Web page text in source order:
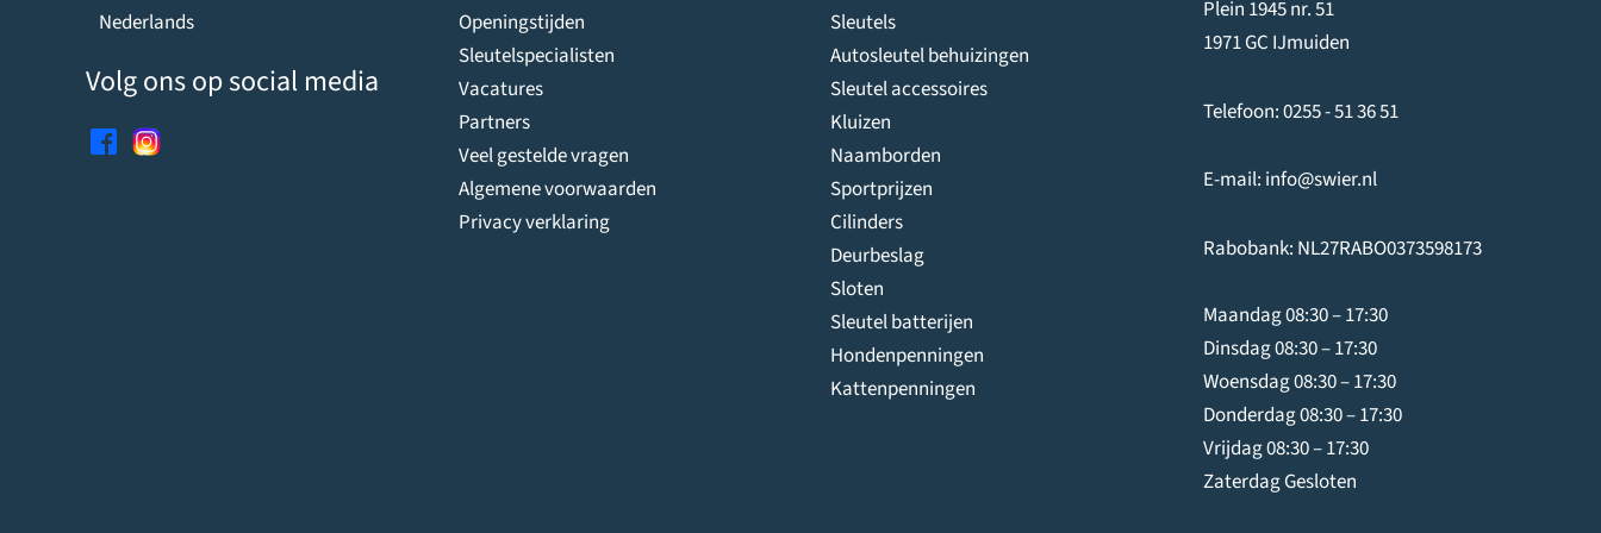
worden
op
de
productpagina
productpagina
Nederlands
Volg ons op social media
Openingstijden
Sleutelspecialisten
Vacatures
Partners
Veel gestelde vragen
Algemene voorwaarden
Privacy verklaring
Sleutels
Autosleutel behuizingen
Sleutel accessoires
Kluizen
Naamborden
Sportprijzen
Cilinders
Deurbeslag
Sloten
Sleutel batterijen
Hondenpenningen
Kattenpenningen
Plein 1945 nr. 51
1971 GC IJmuiden
Telefoon:0255 - 51 36 51
E-mail: info@swier.nl
Rabobank: NL27RABO0373598173
Maandag 08:30 – 17:30
Dinsdag 08:30 – 17:30
Woensdag 08:30 – 17:30
Donderdag 08:30 – 17:30
Vrijdag 08:30 – 17:30
Zaterdag Gesloten